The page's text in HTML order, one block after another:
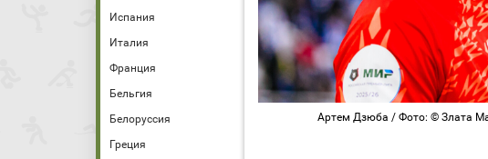
Испания
Италия
Франция
Бельгия
Белоруссия
Греция
Артем Дзюба / Фото: © Злата